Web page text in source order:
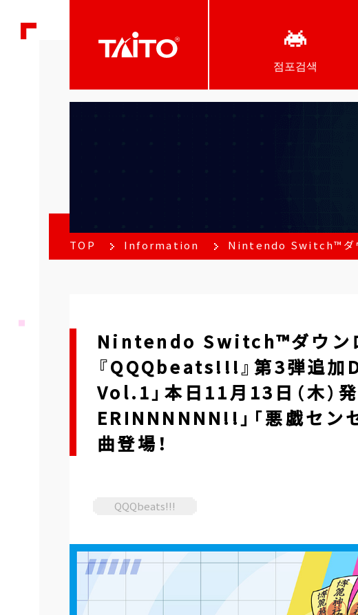
점포검색
TOP Information Nintendo Switch™ダウ
Nintendo Switch™ダウン
『QQQbeats!!!』第3弾追加
Vol.1」本日11月13日（木）
ERINNNNNN!!」「悪戯セン
曲登場！
QQQbeats!!!